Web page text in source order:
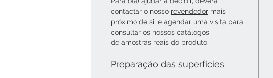
contactar o nosso revendedor mais
próximo de si, e agendar uma visita para
consultar os nossos catálogos
de amostras reais do produto.
Preparação das superfícies